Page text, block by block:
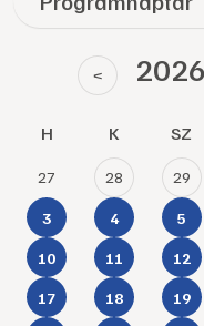
<
H K SZ
27 28 29
3 4 5
10 11 12
17 18 19